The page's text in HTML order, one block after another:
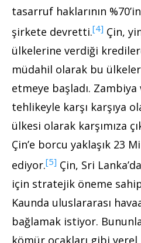
tasarruf haklarının
şirkete devretti.[4] Çin,
ülkelerine verdiği
müdahil olarak bu
etmeye başladı.
tehlikeyle karşı karşıya
ülkesi olarak karşımıza
Çin’e borcu yaklaşık 23
ediyor.[5] Çin, Sri
için stratejik öneme
Kaunda uluslararası
bağlamak istiyor.
kömür ocakları gibi yerel